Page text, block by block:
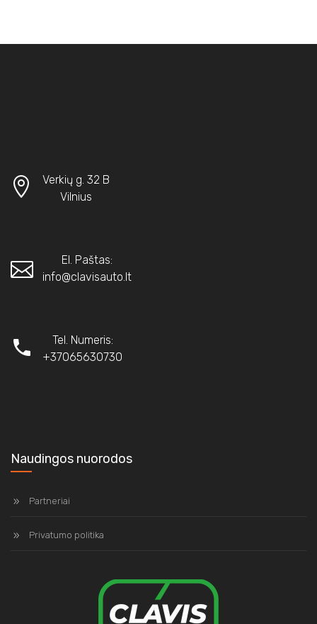
Verkių g. 32 B
Vilnius
El. Paštas:
info@clavisauto.lt
Tel. Numeris:
+37065630730
Naudingos nuorodos
Partneriai
Privatumo politika